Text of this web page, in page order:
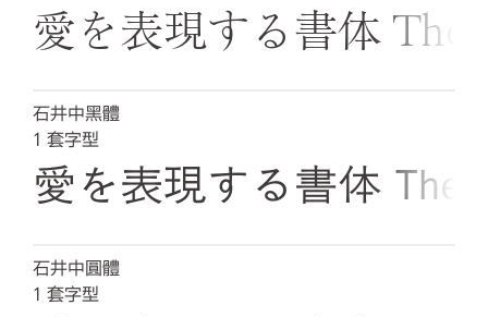
愛を表現する書体 The
石井中黑體
1 套字型
愛を表現する書体 The
石井中圓體
1 套字型